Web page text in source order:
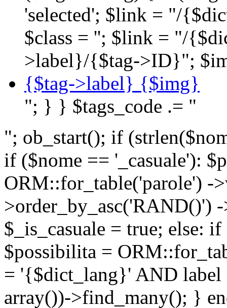
'selected'; $link = "/
$class = ''; $link = "/
>label}/{$tag->ID}";
{$tag->label} {$img}
"; } } $tags_code .= "
"; ob_start(); if
if ($nome == '_casuale'):
ORM::for_table('parole') -
>order_by_asc('RAND()')
$_is_casuale = true; else:
$possibilita =
= '{$dict_lang}' AND
array())->find_many(); }